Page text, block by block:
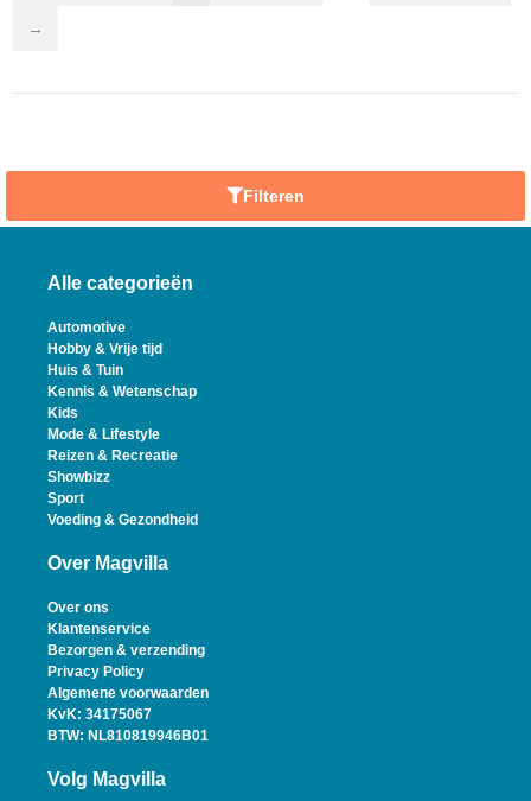
→
Filteren
Alle categorieën
Automotive
Hobby & Vrije tijd
Huis & Tuin
Kennis & Wetenschap
Kids
Mode & Lifestyle
Reizen & Recreatie
Showbizz
Sport
Voeding & Gezondheid
Over Magvilla
Over ons
Klantenservice
Bezorgen & verzending
Privacy Policy
Algemene voorwaarden
KvK: 34175067
BTW: NL810819946B01
Volg Magvilla